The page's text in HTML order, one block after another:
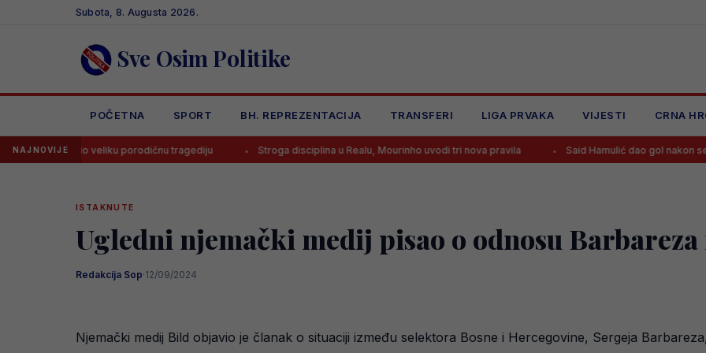
Subota, 8. Augusta 2026.
Sve Osim Politike
POČETNA SPORT BH. REPREZENTACIJA TRANSFERI LIGA PRVAKA VIJESTI CRNA
NAJNOVIJE
veliku porodičnu tragediju Stroga disciplina u Realu, Mourinho uvodi tri nova pravila Said Hamulić dao gol nakon sedam
ISTAKNUTE
Ugledni njemački medij pisao o odnosu
Redakcija Sop·12/09/2024
Njemački medij Bild objavio je članak o situaciji između selektora Bosne i Hercegovine, Sergeja